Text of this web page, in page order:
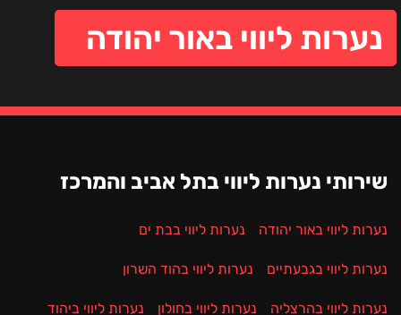
נערות ליווי באור יהודה
שירותי נערות ליווי בתל אביב והמרכז
נערות ליווי באור יהודה נערות ליווי בבת ים
נערות ליווי בגבעתיים נערות ליווי בהוד השרון
נערות ליווי בהרצליה נערות ליווי בחולון נערות ליווי ביהוד